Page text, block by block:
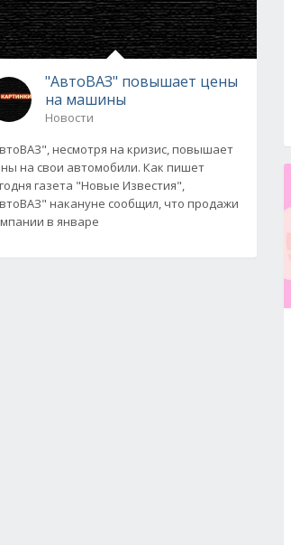
"АвтоВАЗ" повышает цены
на машины
Новости
несмотря на кризис, повышает
на свои автомобили. Как пишет
газета "Новые Известия",
накануне сообщил, что продажи
в январе